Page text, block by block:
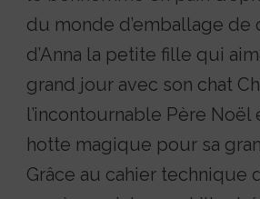
du monde d’emballage de
d’Anna la petite fille qui
grand jour avec son chat
l’incontournable Père
hotte magique pour sa
Grâce au cahier technique